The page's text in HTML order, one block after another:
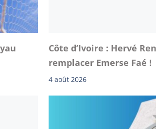
Côte d’Ivoire : Hervé
remplacer Emerse Faé !
4 août 2026